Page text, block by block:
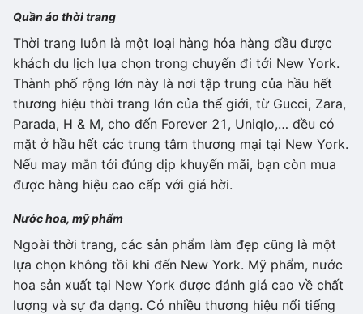
Quần áo thời trang
Thời trang luôn là một loại hàng hóa hàng đầu được
khách du lịch lựa chọn trong chuyến đi tới New York.
Thành phố rộng lớn này là nơi tập trung của hầu hết
thương hiệu thời trang lớn của thế giới, từ Gucci, Zara,
Parada, H & M, cho đến Forever 21, Uniqlo,… đều có
mặt ở hầu hết các trung tâm thương mại tại New York.
Nếu may mắn tới đúng dịp khuyến mãi, bạn còn mua
được hàng hiệu cao cấp với giá hời.
Nước hoa, mỹ phẩm
Ngoài thời trang, các sản phẩm làm đẹp cũng là một
lựa chọn không tồi khi đến New York. Mỹ phẩm, nước
hoa sản xuất tại New York được đánh giá cao về chất
lượng và sự đa dạng. Có nhiều thương hiệu nổi tiếng